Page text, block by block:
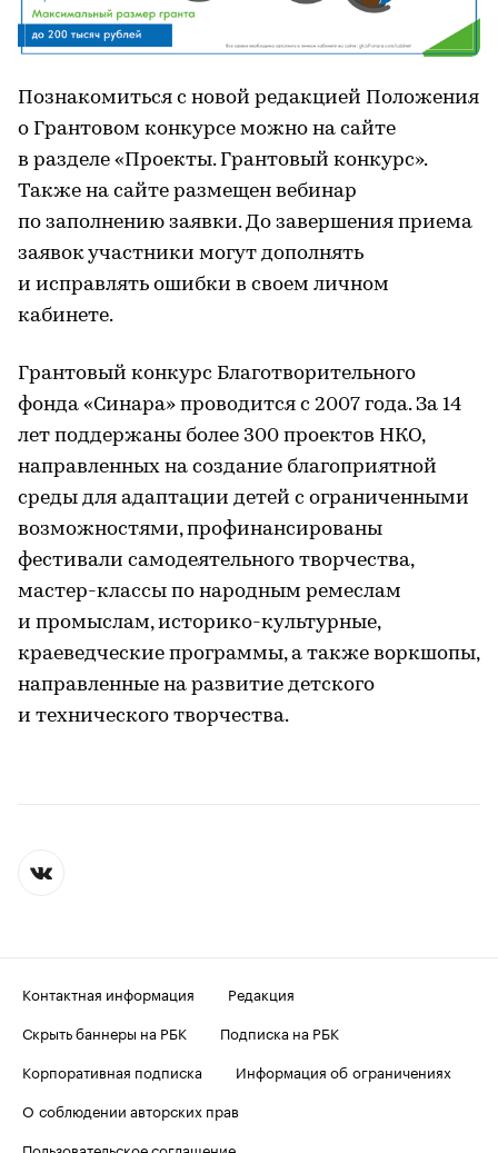
Познакомиться с новой редакцией Положения
о Грантовом конкурсе можно на сайте
в разделе «Проекты. Грантовый конкурс».
Также на сайте размещен вебинар
по заполнению заявки. До завершения приема
заявок участники могут дополнять
и исправлять ошибки в своем личном
кабинете.
Грантовый конкурс Благотворительного
фонда «Синара» проводится с 2007 года. За 14
лет поддержаны более 300 проектов НКО,
направленных на создание благоприятной
среды для адаптации детей с ограниченными
возможностями, профинансированы
фестивали самодеятельного творчества,
мастер-классы по народным ремеслам
и промыслам, историко-культурные,
краеведческие программы, а также воркшопы,
направленные на развитие детского
и технического творчества.
Контактная информация
Редакция
Скрыть баннеры на РБК
Подписка на РБК
Корпоративная подписка
Информация об ограничениях
О соблюдении авторских прав
Пользовательское соглашение